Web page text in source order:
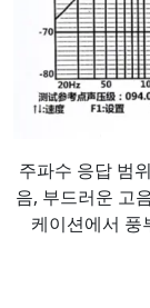
주파수 응답 범
음, 부드러운 고
케이션에서 풍